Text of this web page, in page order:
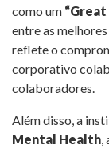
como um
entre as
reflete o
corporativo
colaboradores.
Além disso, a
Mental Health,